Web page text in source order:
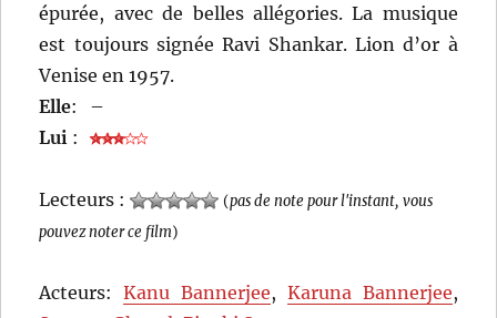
épurée, avec de belles allégories. La musique
est toujours signée Ravi Shankar. Lion d’or à
Venise en 1957.
Elle:
–
Lui :
Lecteurs : (pas de note pour l'instant, vous
pouvez noter ce film)
Acteurs:Kanu Bannerjee, Karuna Bannerjee,